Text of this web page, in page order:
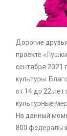
Дорогие
проекте
сентября 2021
культуры.
от 14 до 22 лет
культурные
На данный
800